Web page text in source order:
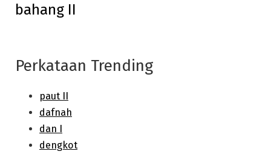
post:
bahang II
Perkataan Trending